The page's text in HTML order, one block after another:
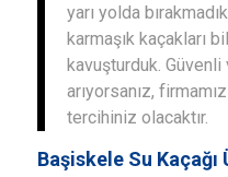
yarı yolda
karmaşık kaçakları
kavuşturduk.
arıyorsanız,
tercihiniz olacaktır.
Başiskele Su Kaçağı